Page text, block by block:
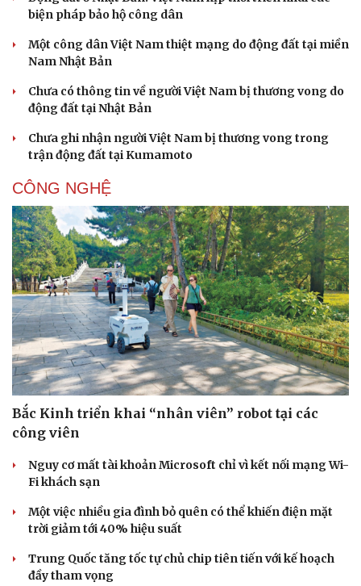
biện pháp bảo hộ công dân
Một công dân Việt Nam thiệt mạng do động đất tại miền
Nam Nhật Bản
Chưa có thông tin về người Việt Nam bị thương vong do
động đất tại Nhật Bản
Chưa ghi nhận người Việt Nam bị thương vong trong
trận động đất tại Kumamoto
CÔNG NGHỆ
Bắc Kinh triển khai “nhân viên” robot tại các
công viên
Nguy cơ mất tài khoản Microsoft chỉ vì kết nối mạng Wi-
Fi khách sạn
Một việc nhiều gia đình bỏ quên có thể khiến điện mặt
trời giảm tới 40% hiệu suất
Trung Quốc tăng tốc tự chủ chip tiên tiến với kế hoạch
đầy tham vọng